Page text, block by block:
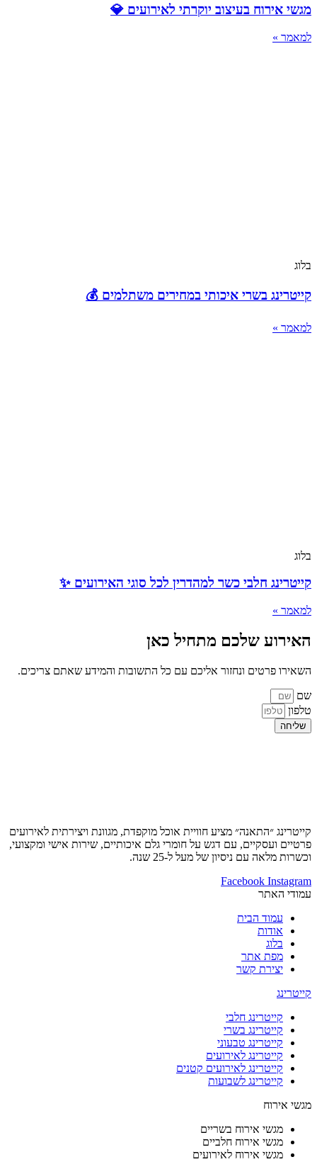
מגשי אירוח בעיצוב יוקרתי לאירועים 💎
למאמר »
בלוג
קייטרינג בשרי איכותי במחירים משתלמים 💰
למאמר »
בלוג
קייטרינג חלבי כשר למהדרין לכל סוגי האירועים ✨
למאמר »
האירוע שלכם מתחיל כאן
השאירו פרטים ונחזור אליכם עם כל התשובות והמידע שאתם צריכים.
שם
טלפון
שליחה
קייטרינג ״התאנה״ מציע חוויית אוכל מוקפדת, מגוונת ויצירתית לאירועים
פרטיים ועסקיים, עם דגש על חומרי גלם איכותיים, שירות אישי ומקצועי,
וכשרות מלאה עם ניסיון של מעל ל-25 שנה.
Facebook Instagram
עמודי האתר
עמוד הבית
אודות
בלוג
מפת אתר
יצירת קשר
קייטרינג
קייטרינג חלבי
קייטרינג בשרי
קייטרינג טבעוני
קייטרינג לאירועים
קייטרינג לאירועים קטנים
קייטרינג לשבועות
מגשי אירוח
מגשי אירוח בשריים
מגשי אירוח חלביים
מגשי אירוח לאירועים